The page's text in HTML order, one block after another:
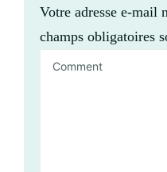
Votre adresse e-mail
champs obligatoires